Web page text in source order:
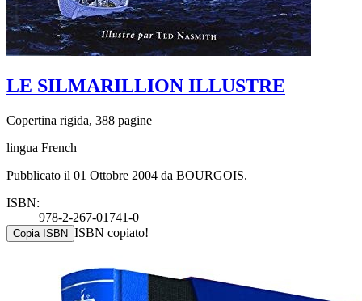
LE SILMARILLION ILLUSTRE
Copertina rigida, 388 pagine
lingua French
Pubblicato il 01 Ottobre 2004 da BOURGOIS.
ISBN:
978-2-267-01741-0
Copia ISBN ISBN copiato!